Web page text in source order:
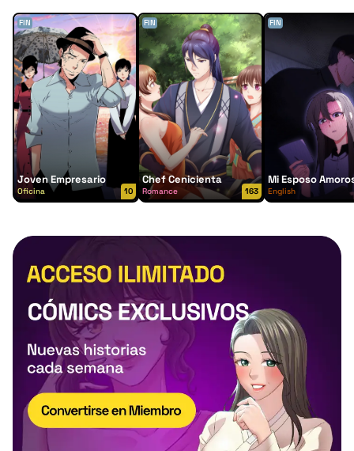
FIN
Joven Empresario
Oficina 10
FIN
Chef Cenicienta
Romance 163
FIN
Mi Esposo
English